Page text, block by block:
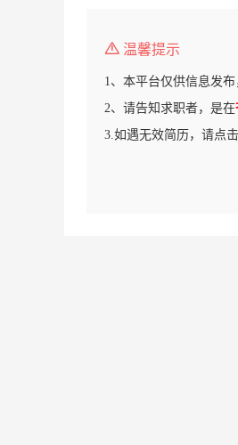
温馨提示
1、本平台仅供信息发
2、请告知求职者，是在
3.如遇无效简历，请点